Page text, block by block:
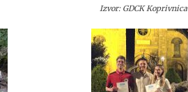
Izvor: GDCK Koprivnica